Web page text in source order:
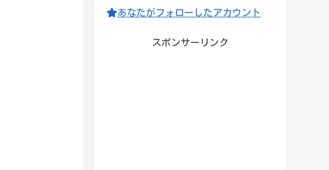
あなたがフォローしたアカウント
スポンサーリンク